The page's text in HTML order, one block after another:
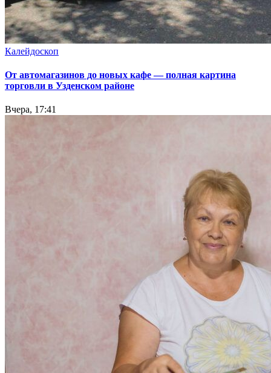
Калейдоскоп
От автомагазинов до новых кафе — полная картина
торговли в Узденском районе
Вчера, 17:41